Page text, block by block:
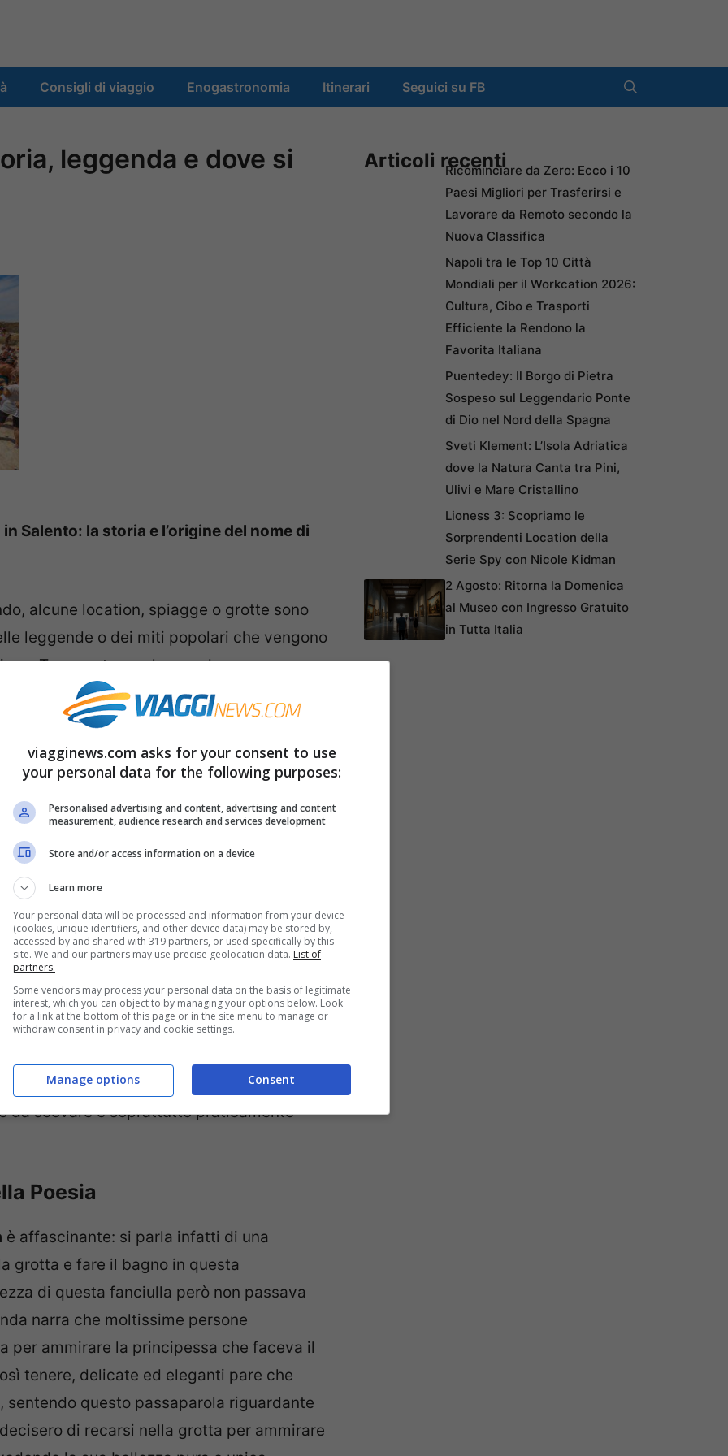
Consigli di viaggio Enogastronomia Itinerari Seguici su FB
leggenda e dove si
Salento: la storia e l’origine del nome di
alcune location, spiagge o grotte sono
leggende o dei miti popolari che vengono
Tra queste una leggenda
quella dellaGrotta della Poesia
Salento e della Puglia.
in Salento leggete anche:
dove andare e cosa visitare
dove si trovano e come raggiungerle
precisamente a metà tra San Foca e Torre
naturali e insenature uniche che
indimenticabile. LaGrotta della Poesiaperò,
naturale considerata tra le più belle
rendersi conto che non si sta mentendo.
e Poesia piccola collegate sul fondo da
da scovare e soprattutto praticamente
Poesia
è affascinante: si parla infatti di una
grotta e fare il bagno in questa
di questa fanciulla però non passava
narra che moltissime persone
per ammirare la principessa che faceva il
tenere, delicate ed eleganti pare che
questo passaparola riguardante
di recarsi nella grotta per ammirare
Articoli recentiRicominciare da Zero: Ecco i 10
Paesi Migliori per Trasferirsi e
Lavorare da Remoto secondo la
Nuova Classifica
Napoli tra le Top 10 Città
Mondiali per il Workcation 2026:
Cultura, Cibo e Trasporti
Efficiente la Rendono la
Favorita Italiana
Puentedey: Il Borgo di Pietra
Sospeso sul Leggendario Ponte
di Dio nel Nord della Spagna
Sveti Klement: L’Isola Adriatica
dove la Natura Canta tra Pini,
Ulivi e Mare Cristallino
Lioness 3: Scopriamo le
Sorprendenti Location della
Serie Spy con Nicole Kidman
2 Agosto: Ritorna la Domenica
al Museo con Ingresso Gratuito
in Tutta Italia
viagginews.com asks for your consent to use
your personal data for the following purposes:
Personalised advertising and content, advertising and content
measurement, audience research and services development
Store and/or access information on a device
Learn more
Your personal data will be processed and information from your device
(cookies, unique identifiers, and other device data) may be stored by,
accessed by and shared with 319 partners, or used specifically by this
site. We and our partners may use precise geolocation data. List of
partners.
Some vendors may process your personal data on the basis of legitimate
interest, which you can object to by managing your options below. Look
for a link at the bottom of this page or in the site menu to manage or
withdraw consent in privacy and cookie settings.
Consent
Manage options